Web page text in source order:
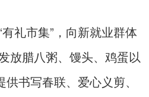
礼市集”，向新就业群体
放腊八粥、馒头、鸡蛋以
书写春联、爱心义剪、